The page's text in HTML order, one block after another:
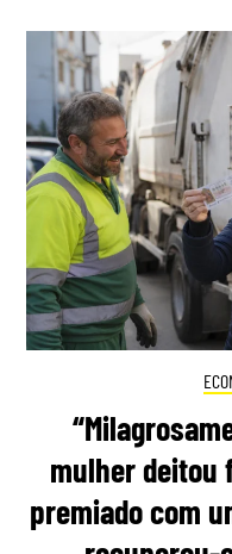
mulher deitou
premiado com